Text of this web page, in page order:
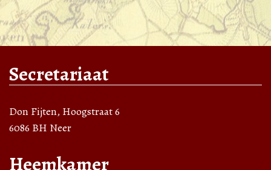
Secretariaat
Don Fijten, Hoogstraat 6
6086 BH Neer
Heemkamer